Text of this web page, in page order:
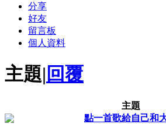
分享
好友
留言板
個人資料
主題| 回覆
主題
點一首歌給自己和